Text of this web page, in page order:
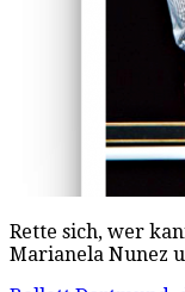
Rette sich, wer
Marianela Nunez